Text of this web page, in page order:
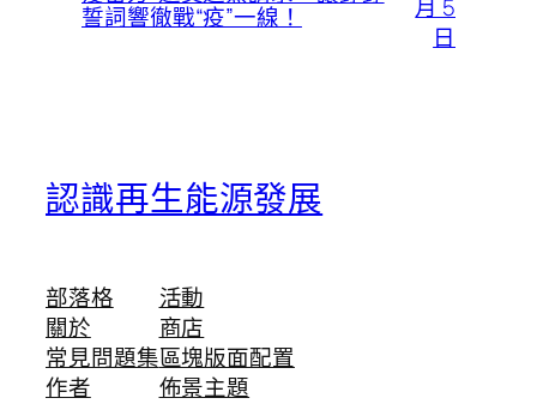
誓詞響徹戰“疫”一線！
月 5
日
認識再生能源發展
部落格
關於
常見問題集
作者
活動
商店
區塊版面配置
佈景主題